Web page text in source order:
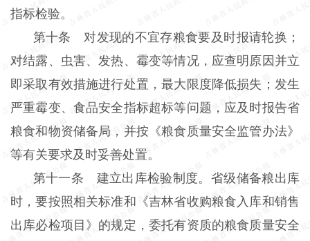
指标检验。
第十条 对发现的不宜存粮食要及时报请轮换；
对结露、虫害、发热、霉变等情况，应查明原因并立
即采取有效措施进行处置，最大限度降低损失；发生
严重霉变、食品安全指标超标等问题，应及时报告省
粮食和物资储备局，并按《粮食质量安全监管办法》
等有关要求及时妥善处置。
第十一条 建立出库检验制度。省级储备粮出库
时，要按照相关标准和《吉林省收购粮食入库和销售
出库必检项目》的规定，委托有资质的粮食质量安全